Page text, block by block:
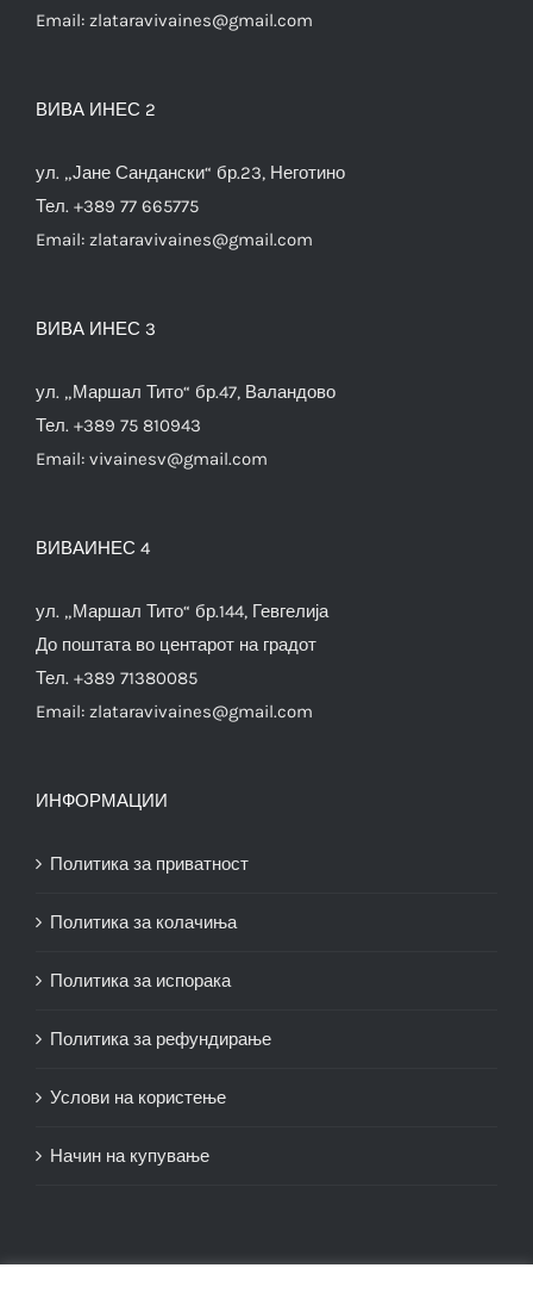
Email: zlataravivaines@gmail.com
ВИВА ИНЕС 2
ул. „Јане Сандански“ бр.23, Неготино
Тел. +389 77 665775
Email: zlataravivaines@gmail.com
ВИВА ИНЕС 3
ул. „Маршал Тито“ бр.47, Валандово
Тел. +389 75 810943
Email: vivainesv@gmail.com
ВИВАИНЕС 4
ул. „Маршал Тито“ бр.144, Гевгелија
До поштата во центарот на градот
Тел. +389 71380085
Email: zlataravivaines@gmail.com
ИНФОРМАЦИИ
Политика за приватност
Политика за колачиња
Политика за испорака
Политика за рефундирање
Услови на користење
Начин на купување